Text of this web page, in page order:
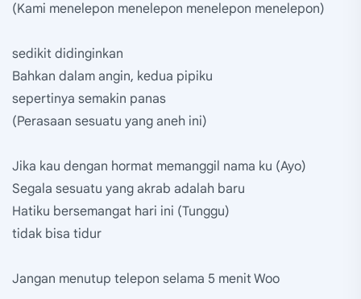
(Kami menelepon menelepon menelepon menelepon)
sedikit didinginkan
Bahkan dalam angin, kedua pipiku
sepertinya semakin panas
(Perasaan sesuatu yang aneh ini)
Jika kau dengan hormat memanggil nama ku (Ayo)
Segala sesuatu yang akrab adalah baru
Hatiku bersemangat hari ini (Tunggu)
tidak bisa tidur
Jangan menutup telepon selama 5 menit Woo